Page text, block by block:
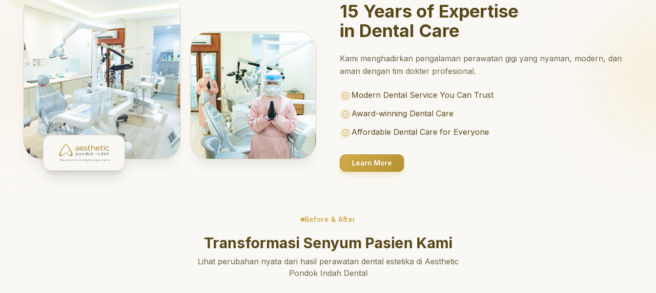
15 Years of Expertise
in Dental Care
Kami menghadirkan pengalaman perawatan gigi yang nyaman, modern, dan
aman dengan tim dokter profesional.
Modern Dental Service You Can Trust
Award-winning Dental Care
Affordable Dental Care for Everyone
Learn More
Before & After
Transformasi Senyum Pasien Kami
Lihat perubahan nyata dari hasil perawatan dental estetika di Aesthetic
Pondok Indah Dental